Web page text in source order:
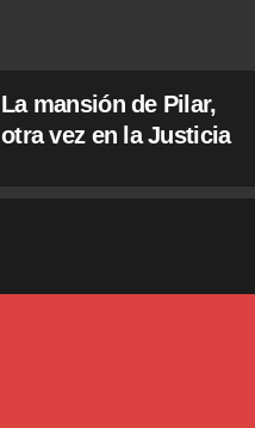
La mansión de Pilar,
otra vez en la Justicia